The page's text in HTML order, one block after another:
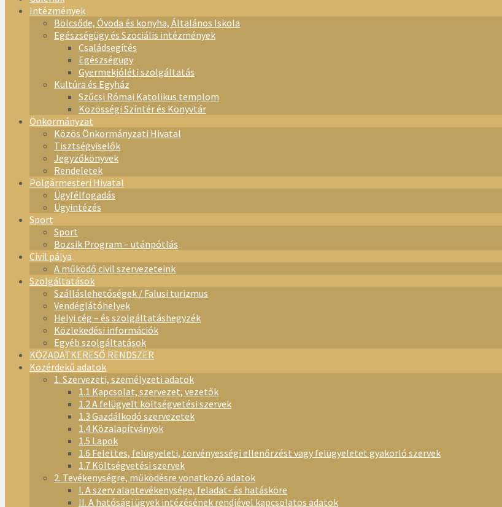
Intézmények
Bölcsőde, Óvoda és konyha, Általános Iskola
Egészségügy és Szociális intézmények
Családsegítés
Egészségügy
Gyermekjóléti szolgáltatás
Kultúra és Egyház
Szűcsi Római Katolikus templom
Közösségi Színtér és Könyvtár
Önkormányzat
Közös Önkormányzati Hivatal
Tisztségviselők
Jegyzőkönyvek
Rendeletek
Polgármesteri Hivatal
Ügyfélfogadás
Ügyintézés
Sport
Sport
Bozsik Program – utánpótlás
Civil pálya
A működő civil szervezeteink
Szolgáltatások
Szálláslehetőségek / Falusi turizmus
Vendéglátóhelyek
Helyi cég – és szolgáltatáshegyzék
Közlekedési információk
Egyéb szolgáltatások
KÖZADATKERESŐ RENDSZER
Közérdekű adatok
1. Szervezeti, személyzeti adatok
1.1 Kapcsolat, szervezet, vezetők
1.2 A felügyelt költségvetési szervek
1.3 Gazdálkodó szervezetek
1.4 Közalapítványok
1.5 Lapok
1.6 Felettes, felügyeleti, törvényességi ellenőrzést vagy felügyeletet gyakorló szervek
1.7 Költségvetési szervek
2. Tevékenységre, működésre vonatkozó adatok
I. A szerv alaptevékenysége, feladat- és hatásköre
II. A hatósági ügyek intézésének rendjével kapcsolatos adatok